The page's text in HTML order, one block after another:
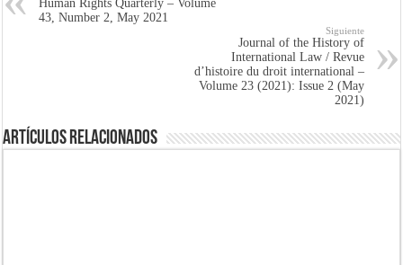
Human Rights Quarterly – Volume
43, Number 2, May 2021
Siguiente
Journal of the History of
International Law / Revue
d’histoire du droit international –
Volume 23 (2021): Issue 2 (May
2021)
Artículos Relacionados